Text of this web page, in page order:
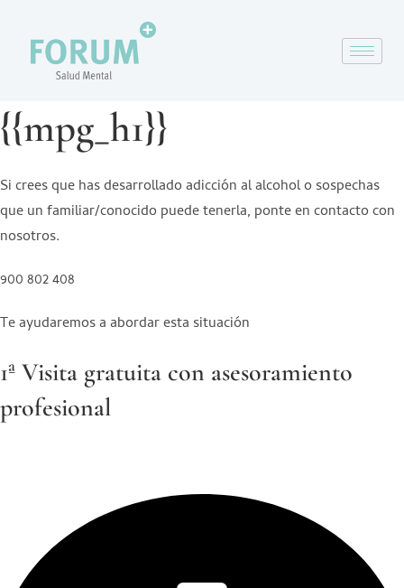
{{mpg_h1}}
Si crees que has desarrollado adicción al alcohol o sospechas
que un familiar/conocido puede tenerla, ponte en contacto con
nosotros.
900 802 408
Te ayudaremos a abordar esta situación
1ª Visita gratuita con asesoramiento
profesional